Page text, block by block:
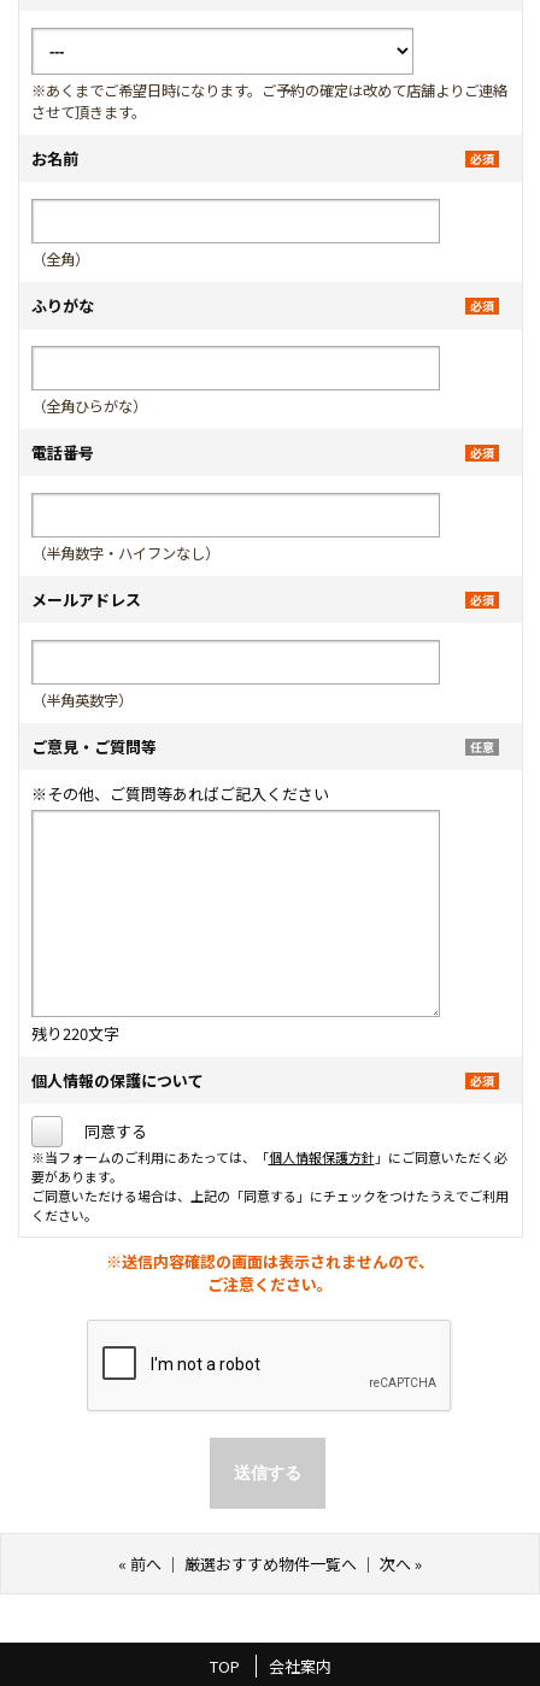
※あくまでご希望日時になります。ご予約の確定は改めて店舗よりご連絡
させて頂きます。
お名前
（全角）
ふりがな
（全角ひらがな）
電話番号
（半角数字・ハイフンなし）
メールアドレス
（半角英数字）
ご意見・ご質問等
※その他、ご質問等あればご記入ください
残り220文字
個人情報の保護について
同意する
※当フォームのご利用にあたっては、「個人情報保護方針」にご同意いただく必
要があります。
ご同意いただける場合は、上記の「同意する」にチェックをつけたうえでご利用
ください。
※送信内容確認の画面は表示されませんので、
ご注意ください。
« 前へ ｜ 厳選おすすめ物件一覧へ ｜ 次へ»
TOP 会社案内